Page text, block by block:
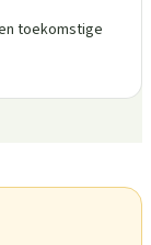
toekomstige